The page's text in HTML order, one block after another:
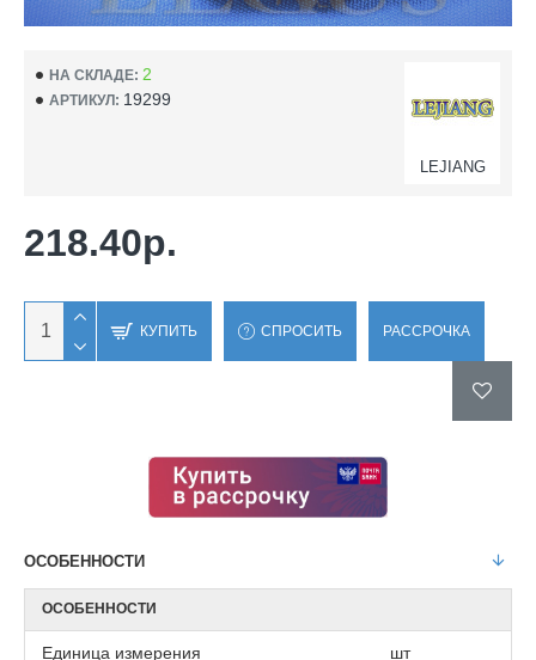
НА СКЛАДЕ: 2
АРТИКУЛ: 19299
LEJIANG
218.40р.
КУПИТЬ СПРОСИТЬ РАССРОЧКА
ОСОБЕННОСТИ
ОСОБЕННОСТИ
Единица измерения шт